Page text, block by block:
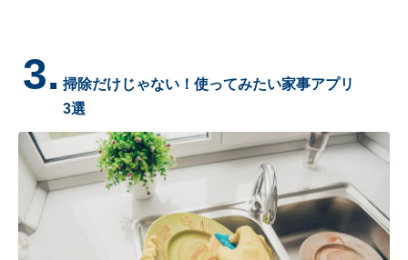
3. 掃除だけじゃない！使ってみたい家事アプリ
3選